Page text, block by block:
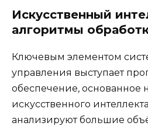
Искусственный
алгоритмы
Ключевым элементом
управления выступает
обеспечение, основанное
искусственного
анализируют большие